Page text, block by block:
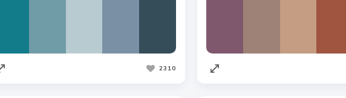
2310